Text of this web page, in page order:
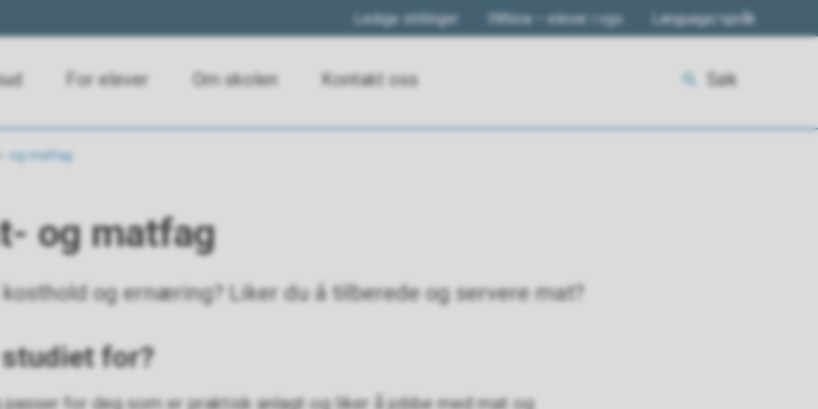
Ledige stillinger INNsia – elever i vgs Language/språk
For elever Om skolen Kontakt oss Søk
og matfag
og matfag
og ernæring? Liker du å tilberede og servere mat?
for?
for deg som er praktisk anlagt og liker å jobbe med mat og